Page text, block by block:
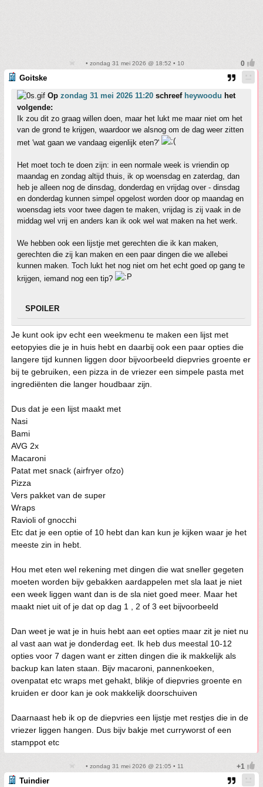
• zondag 31 mei 2026 @ 18:52 • 10
Goitske
Op zondag 31 mei 2026 11:20 schreef heywoodu het
volgende:
Ik zou dit zo graag willen doen, maar het lukt me maar niet om het
van de grond te krijgen, waardoor we alsnog om de dag weer zitten
met 'wat gaan we vandaag eigenlijk eten?'
Het moet toch te doen zijn: in een normale week is vriendin op
maandag en zondag altijd thuis, ik op woensdag en zaterdag, dan
heb je alleen nog de dinsdag, donderdag en vrijdag over - dinsdag
en donderdag kunnen simpel opgelost worden door op maandag en
woensdag iets voor twee dagen te maken, vrijdag is zij vaak in de
middag wel vrij en anders kan ik ook wel wat maken na het werk.
We hebben ook een lijstje met gerechten die ik kan maken,
gerechten die zij kan maken en een paar dingen die we allebei
kunnen maken. Toch lukt het nog niet om het echt goed op gang te
krijgen, iemand nog een tip?
SPOILER
Je kunt ook ipv echt een weekmenu te maken een lijst met
eetopyies die je in huis hebt en daarbij ook een paar opties die
langere tijd kunnen liggen door bijvoorbeeld diepvries groente er
bij te gebruiken, een pizza in de vriezer een simpele pasta met
ingrediënten die langer houdbaar zijn.
Dus dat je een lijst maakt met
Nasi
Bami
AVG 2x
Macaroni
Patat met snack (airfryer ofzo)
Pizza
Vers pakket van de super
Wraps
Ravioli of gnocchi
Etc dat je een optie of 10 hebt dan kan kun je kijken waar je het
meeste zin in hebt.
Hou met eten wel rekening met dingen die wat sneller gegeten
moeten worden bijv gebakken aardappelen met sla laat je niet
een week liggen want dan is de sla niet goed meer. Maar het
maakt niet uit of je dat op dag 1 , 2 of 3 eet bijvoorbeeld
Dan weet je wat je in huis hebt aan eet opties maar zit je niet nu
al vast aan wat je donderdag eet. Ik heb dus meestal 10-12
opties voor 7 dagen want er zitten dingen die ik makkelijk als
backup kan laten staan. Bijv macaroni, pannenkoeken,
ovenpatat etc wraps met gehakt, blikje of diepvries groente en
kruiden er door kan je ook makkelijk doorschuiven
Daarnaast heb ik op de diepvries een lijstje met restjes die in de
vriezer liggen hangen. Dus bijv bakje met curryworst of een
stamppot etc
• zondag 31 mei 2026 @ 21:05 • 11
Tuindier